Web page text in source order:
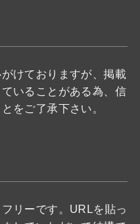
けておりますが、掲載
いることがある為、信
をご了承下さい。
リーです。URLを貼っ